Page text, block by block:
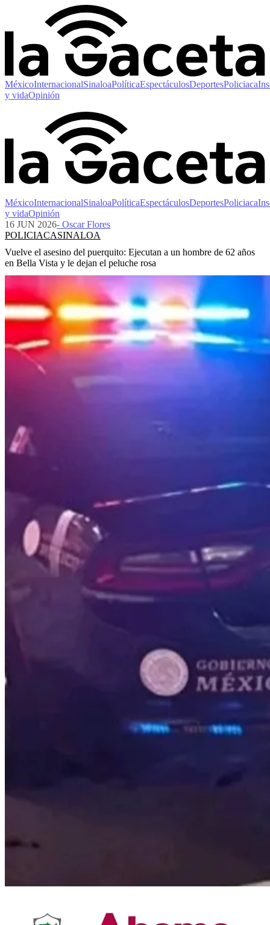
MéxicoInternacionalSinaloaPolíticaEspectáculosDeportesPoliciaca
y vidaOpinión
MéxicoInternacionalSinaloaPolíticaEspectáculosDeportesPoliciaca
y vidaOpinión
16 JUN 2026- Oscar Flores
POLICIACASINALOA
Vuelve el asesino del puerquito: Ejecutan a un hombre de 62 años
en Bella Vista y le dejan el peluche rosa